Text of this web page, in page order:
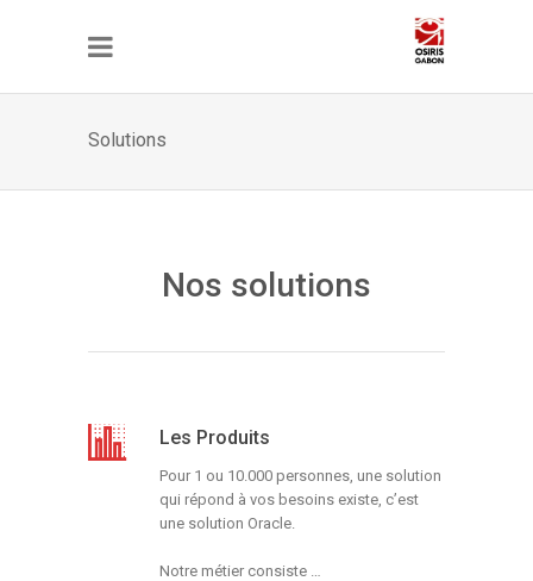
Solutions
Nos solutions
Les Produits
Pour 1 ou 10.000 personnes, une solution
qui répond à vos besoins existe, c’est
une solution Oracle.
Notre métier consiste …